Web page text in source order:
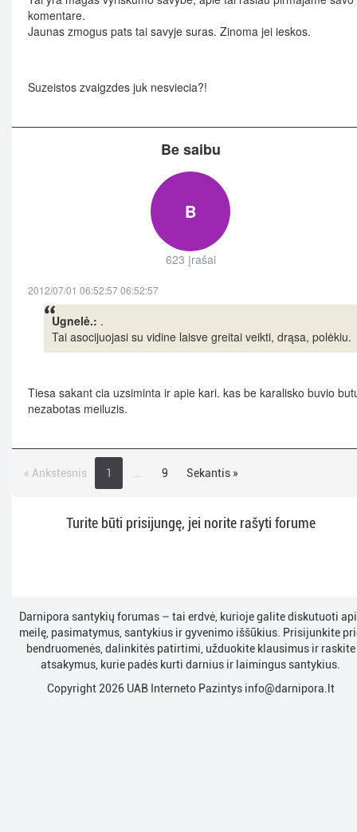
komentare.
Jaunas zmogus pats tai savyje suras. Zinoma jei ieskos.
Suzeistos zvaigzdes juk nesviecia?!
Be saibu
B
623 įrašai
2012/07/01 06:52:57 06:52:57
Ugnelė.: .
Tai asocijuojasi su vidine laisve greitai veikti, drąsa, polėkiu.
Tiesa sakant cia uzsiminta ir apie kari. kas be karalisko buvio
nezabotas meiluzis.
« Ankstesnis 1 9 Sekantis »
Turite būti prisijungę, jei norite rašyti forume
Darnipora santykių forumas – tai erdvė, kurioje galite diskutuoti
meilę, pasimatymus, santykius ir gyvenimo iššūkius. Prisijunkite
bendruomenės, dalinkitės patirtimi, užduokite klausimus ir raskite
atsakymus, kurie padės kurti darnius ir laimingus santykius.
Copyright 2026 UAB Interneto Pazintys info@darnipora.lt